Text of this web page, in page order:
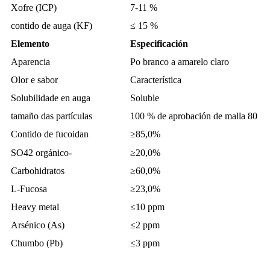
Xofre (ICP)
7-11 %
contido de auga (KF)
≤ 15 %
Elemento
Especificación
Aparencia
Po branco a amarelo claro
Olor e sabor
Característica
Solubilidade en auga
Soluble
tamaño das partículas
100 % de aprobación de malla 80
Contido de fucoidan
≥85,0%
SO42 orgánico-
≥20,0%
Carbohidratos
≥60,0%
L-Fucosa
≥23,0%
Heavy metal
≤10 ppm
Arsénico (As)
≤2 ppm
Chumbo (Pb)
≤3 ppm